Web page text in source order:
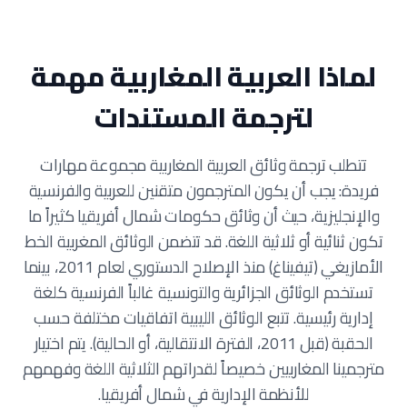
لماذا العربية المغاربية مهمة
لترجمة المستندات
تتطلب ترجمة وثائق العربية المغاربية مجموعة مهارات
فريدة: يجب أن يكون المترجمون متقنين للعربية والفرنسية
والإنجليزية، حيث أن وثائق حكومات شمال أفريقيا كثيراً ما
تكون ثنائية أو ثلاثية اللغة. قد تتضمن الوثائق المغربية الخط
الأمازيغي (تيفيناغ) منذ الإصلاح الدستوري لعام 2011، بينما
تستخدم الوثائق الجزائرية والتونسية غالباً الفرنسية كلغة
إدارية رئيسية. تتبع الوثائق الليبية اتفاقيات مختلفة حسب
الحقبة (قبل 2011، الفترة الانتقالية، أو الحالية). يتم اختيار
مترجمينا المغاربيين خصيصاً لقدراتهم الثلاثية اللغة وفهمهم
للأنظمة الإدارية في شمال أفريقيا.